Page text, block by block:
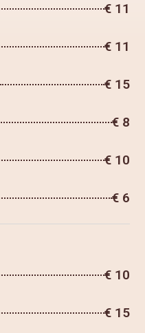
€ 11
€ 11
€ 15
€ 8
€ 10
€ 6
€ 10
€ 15